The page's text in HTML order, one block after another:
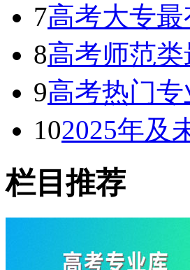
7高考大专
8高考师范
9高考热门
102025年及
栏目推荐